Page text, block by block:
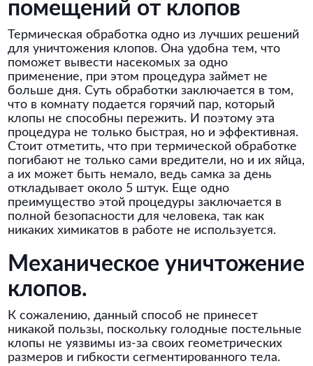
помещений от клопов
Термическая обработка одно из лучших решений
для уничтожения клопов. Она удобна тем, что
поможет вывести насекомых за одно
применение, при этом процедура займет не
больше дня. Суть обработки заключается в том,
что в комнату подается горячий пар, который
клопы не способны пережить. И поэтому эта
процедура не только быстрая, но и эффективная.
Стоит отметить, что при термической обработке
погибают не только сами вредители, но и их яйца,
а их может быть немало, ведь самка за день
откладывает около 5 штук. Еще одно
преимущество этой процедуры заключается в
полной безопасности для человека, так как
никаких химикатов в работе не используется.
Механическое уничтожение
клопов.
К сожалению, данный способ не принесет
никакой пользы, поскольку голодные постельные
клопы не уязвимы из-за своих геометрических
размеров и гибкости сегментированного тела.